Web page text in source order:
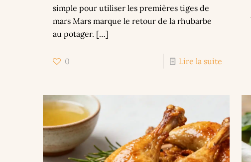
simple pour utiliser les premières tiges de
mars Mars marque le retour de la rhubarbe
au potager. […]
0 Lire la suite